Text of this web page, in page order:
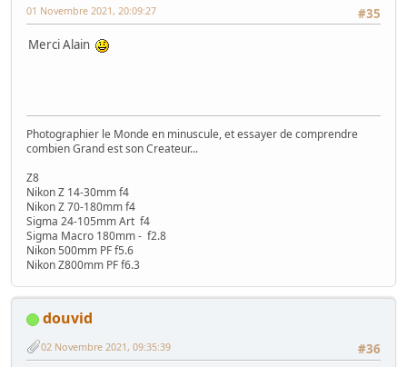
#35
01 Novembre 2021, 20:09:27
Merci Alain
Photographier le Monde en minuscule, et essayer de comprendre
combien Grand est son Createur...
Z8
Nikon Z 14-30mm f4
Nikon Z 70-180mm f4
Sigma 24-105mm Art f4
Sigma Macro 180mm - f2.8
Nikon 500mm PF f5.6
Nikon Z800mm PF f6.3
douvid
#36
02 Novembre 2021, 09:35:39